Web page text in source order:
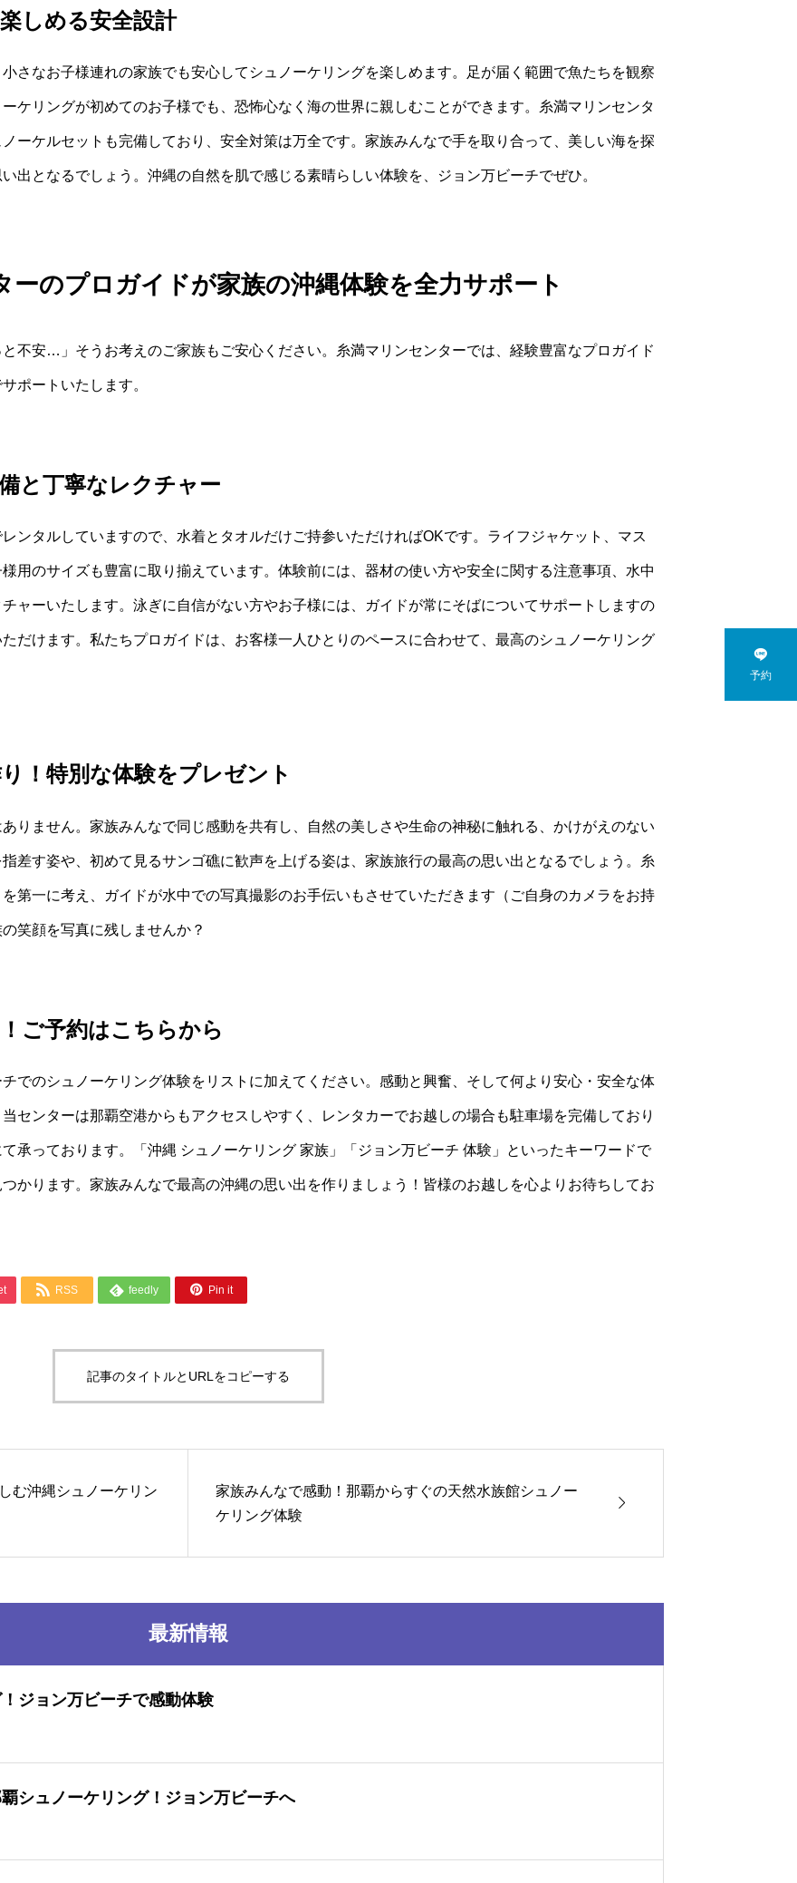
しめる安全設計
さなお子様連れの家族でも安心してシュノーケリングを楽しめます。足が届く範囲で魚たちを観察
ケリングが初めてのお子様でも、恐怖心なく海の世界に親しむことができます。糸満マリンセンタ
ーケルセットも完備しており、安全対策は万全です。家族みんなで手を取り合って、美しい海を探
出となるでしょう。沖縄の自然を肌で感じる素晴らしい体験を、ジョン万ビーチでぜひ。
ーのプロガイドが家族の沖縄体験を全力サポート
と不安…」そうお考えのご家族もご安心ください。糸満マリンセンターでは、経験豊富なプロガイド
ポートいたします。
と丁寧なレクチャー
ンタルしていますので、水着とタオルだけご持参いただければOKです。ライフジャケット、マス
用のサイズも豊富に取り揃えています。体験前には、器材の使い方や安全に関する注意事項、水中
ャーいたします。泳ぎに自信がない方やお子様には、ガイドが常にそばについてサポートしますの
だけます。私たちプロガイドは、お客様一人ひとりのペースに合わせて、最高のシュノーケリング
！特別な体験をプレゼント
りません。家族みんなで同じ感動を共有し、自然の美しさや生命の神秘に触れる、かけがえのない
差す姿や、初めて見るサンゴ礁に歓声を上げる姿は、家族旅行の最高の思い出となるでしょう。糸
第一に考え、ガイドが水中での写真撮影のお手伝いもさせていただきます（ご自身のカメラをお持
笑顔を写真に残しませんか？
ご予約はこちらから
でのシュノーケリング体験をリストに加えてください。感動と興奮、そして何より安心・安全な体
センターは那覇空港からもアクセスしやすく、レンタカーでお越しの場合も駐車場を完備しており
承っております。「沖縄 シュノーケリング 家族」「ジョン万ビーチ 体験」といったキーワードで
かります。家族みんなで最高の沖縄の思い出を作りましょう！皆様のお越しを心よりお待ちしてお
 RSS  feedly  Pin it
記事のタイトルとURLをコピーする
む沖縄シュノーケリン
家族みんなで感動！那覇からすぐの天然水族館シュノー
ケリング体験

最新情報
ジョン万ビーチで感動体験
シュノーケリング！ジョン万ビーチへ

予約